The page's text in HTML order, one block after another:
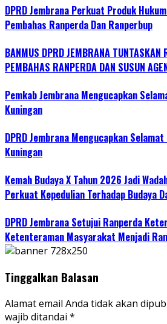
DPRD Jembrana Perkuat Produk
Pembahas Ranperda Dan Ranperbup
BANMUS DPRD JEMBRANA TUNTASKAN
PEMBAHAS RANPERDA DAN SUSUN
Pemkab Jembrana Mengucapkan
Kuningan
DPRD Jembrana Mengucapkan
Kuningan
Kemah Budaya X Tahun 2026 Jadi
Perkuat Kepedulian Terhadap Budaya
DPRD Jembrana Setujui Ranperda
Ketenteraman Masyarakat Menjadi
Tinggalkan Balasan
Alamat email Anda tidak akan
wajib ditandai *